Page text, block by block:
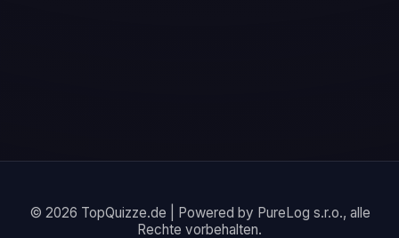
© 2026 TopQuizze.de | Powered by PureLog s.r.o., alle
Rechte vorbehalten.